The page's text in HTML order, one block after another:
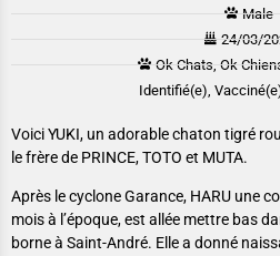
Male
24/03/
Ok Chats, Ok
Identifié(e),
Voici YUKI, un adorable chaton tigré
le frère de PRINCE, TOTO et MUTA.
Après le cyclone Garance, HARU une
mois à l’époque, est allée mettre bas
borne à Saint-André. Elle a donné